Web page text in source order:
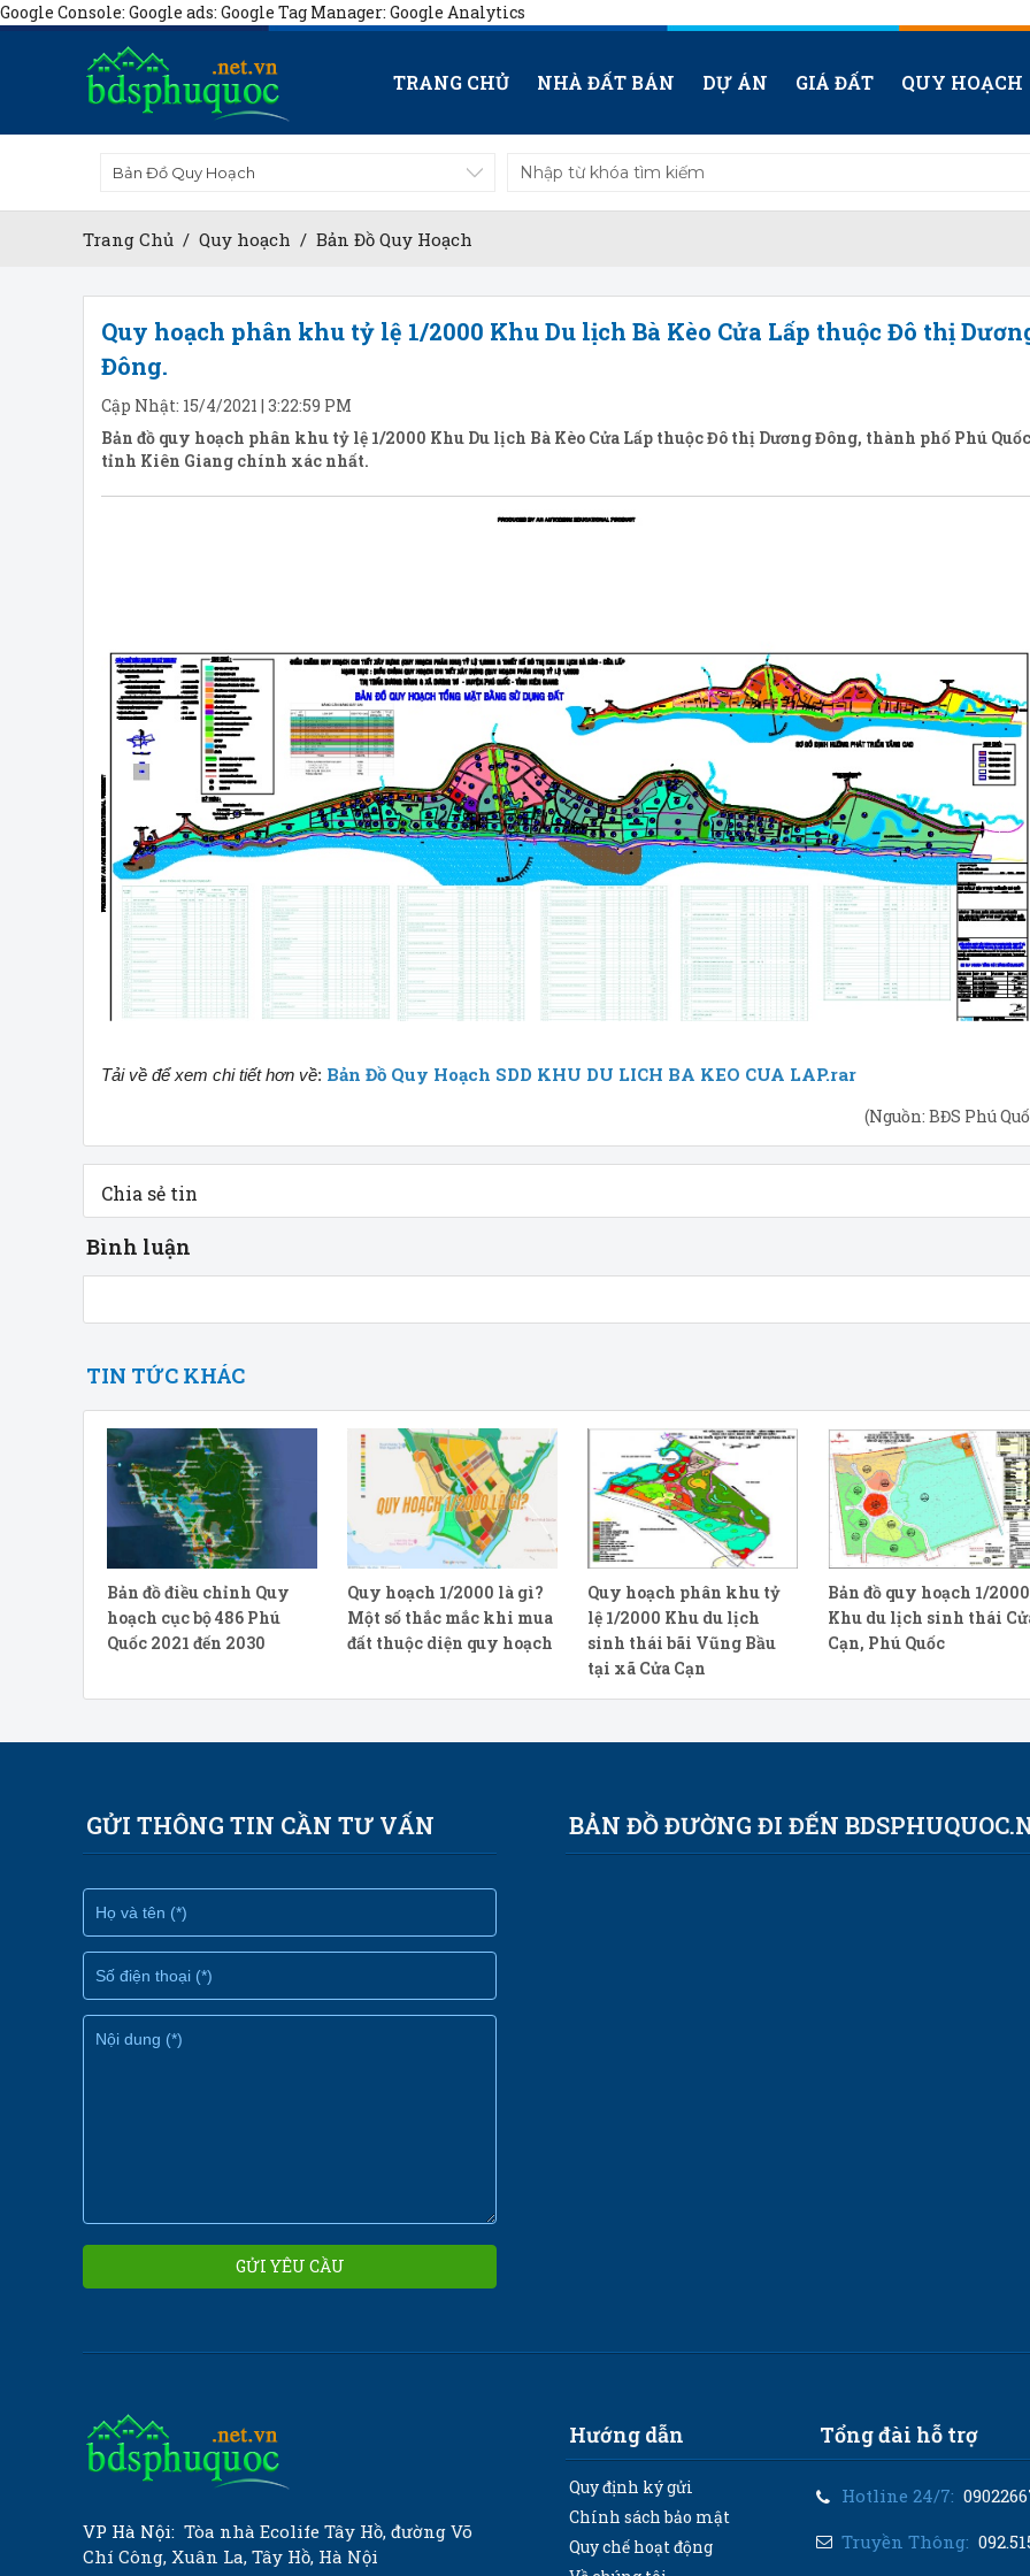
Google Console: Google ads: Google Tag Manager: Google Analytics
TRANG CHỦ NHÀ ĐẤT BÁN DỰ ÁN GIÁ ĐẤT QUY HOẠCH
Bản Đồ Quy Hoạch
Trang Chủ / Quy hoạch / Bản Đồ Quy Hoạch
Quy hoạch phân khu tỷ lệ 1/2000 Khu Du lịch Bà Kèo Cửa Lấp thuộc Đô thị
Đông.
Cập Nhật: 15/4/2021 | 3:22:59 PM
Bản đồ quy hoạch phân khu tỷ lệ 1/2000 Khu Du lịch Bà Kèo Cửa Lấp thuộc Đô thị Dương Đông, thành phố Phú
tỉnh Kiên Giang chính xác nhất.
Tải về để xem chi tiết hơn về: Bản Đồ Quy Hoạch SDD KHU DU LICH BA KEO CUA LAP.rar
(Nguồn: BĐS Phú
Chia sẻ tin
Bình luận
TIN TỨC KHÁC
Bản đồ điều chỉnh Quy
hoạch cục bộ 486 Phú
Quốc 2021 đến 2030
Quy hoạch 1/2000 là gì?
Một số thắc mắc khi mua
đất thuộc diện quy hoạch
Quy hoạch phân khu tỷ
lệ 1/2000 Khu du lịch
sinh thái bãi Vũng Bầu
tại xã Cửa Cạn
Bản đồ quy hoạch 1/2000
Khu du lịch sinh thái
Cạn, Phú Quốc
GỬI THÔNG TIN CẦN TƯ VẤN BẢN ĐỒ ĐƯỜNG ĐI ĐẾN
VP Hà Nội: Tòa nhà Ecolife Tây Hồ, đường Võ
Chí Công, Xuân La, Tây Hồ, Hà Nội
Hướng dẫn
Quy định ký gửi
Chính sách bảo mật
Quy chế hoạt động
Tổng đài hỗ trợ
Hotline 24/7:
Truyền Thông: